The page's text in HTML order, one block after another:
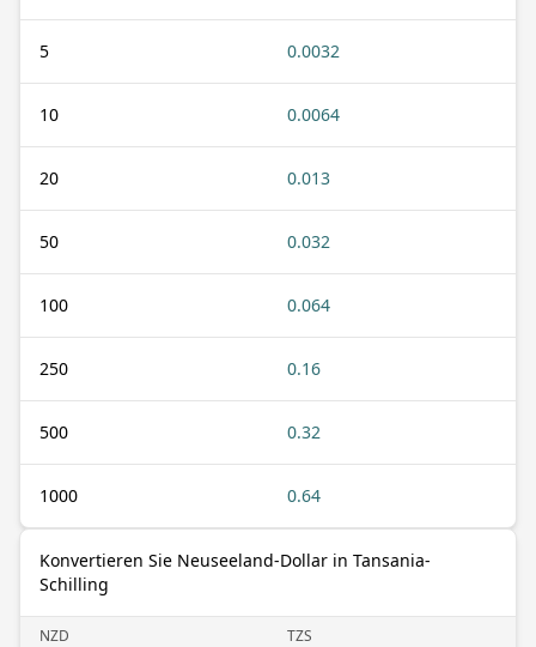
5 0.0032
10 0.0064
20 0.013
50 0.032
100 0.064
250 0.16
500 0.32
1000 0.64
Konvertieren Sie Neuseeland-Dollar in Tansania-
Schilling
NZD TZS